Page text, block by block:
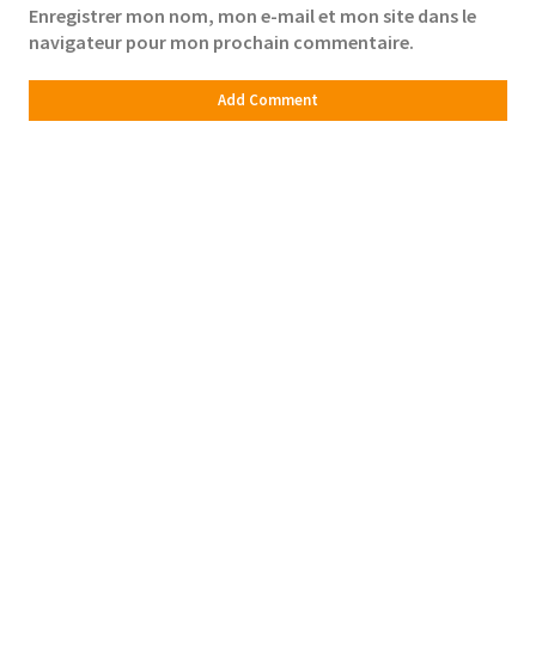
Enregistrer mon nom, mon e-mail et mon site dans le
navigateur pour mon prochain commentaire.